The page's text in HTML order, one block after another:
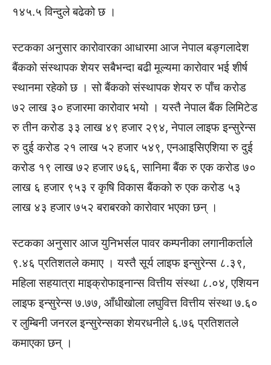
१४५.५ विन्दुले बढेको छ ।
स्टकका अनुसार कारोवारका आधारमा आज नेपाल बङ्गलादेश
बैंकको संस्थापक शेयर सबैभन्दा बढी मूल्यमा कारोवार भई शीर्ष
स्थानमा रहेको छ । सो बैंकको संस्थापक शेयर रु पाँच करोड
७२ लाख ३० हजारमा कारोवार भयो । यस्तै नेपाल बैंक लिमिटेड
रु तीन करोड ३३ लाख ४९ हजार २९४, नेपाल लाइफ इन्सुरेन्स
रु दुई करोड २१ लाख ५२ हजार ५४९, एनआइसिएशिया रु दुई
करोड १९ लाख ७२ हजार ७६६, सानिमा बैंक रु एक करोड ७०
लाख ६ हजार ९५३ र कृषि विकास बैंकको रु एक करोड ५३
लाख ४३ हजार ७५२ बराबरको कारोवार भएका छन् ।
स्टकका अनुसार आज युनिभर्सल पावर कम्पनीका लगानीकर्ताले
९.४६ प्रतिशतले कमाए । यस्तै सूर्य लाइफ इन्सुरेन्स ८.३९,
महिला सहयात्रा माइक्रोफाइनान्स वित्तीय संस्था ८.०४, एशियन
लाइफ इन्सुरेन्स ७.७७, आँधीखोला लघुवित्त वित्तीय संस्था ७.६०
र लुम्बिनी जनरल इन्सुरेन्सका शेयरधनीले ६.७६ प्रतिशतले
कमाएका छन् ।